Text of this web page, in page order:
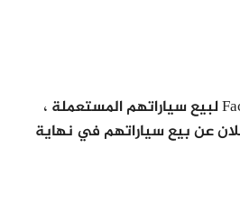
يمكن بيع أي شيء تقريبًا على Facebook. يستخدم معظم الناس Facebook لبيع سياراتهم المستعملة ،
عن بيع سياراتهم في نهاية